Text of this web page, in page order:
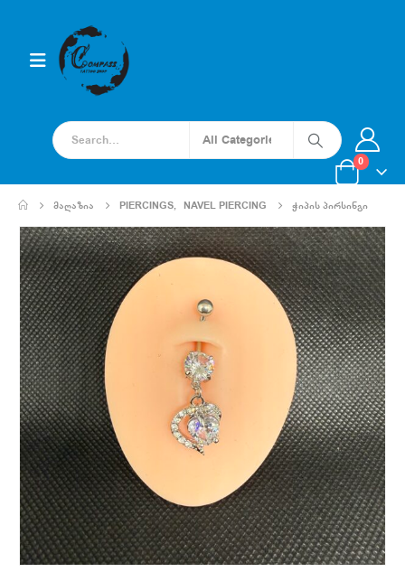
0
ᲛᲐᲦᲐᲖᲘᲐ PIERCINGS, NAVEL PIERCING ᲭᲘᲞᲘᲡ ᲞᲘᲠᲡᲘᲜᲒᲘ